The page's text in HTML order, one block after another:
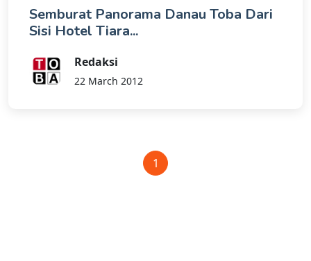
Semburat Panorama Danau Toba Dari
Sisi Hotel Tiara...
Redaksi
22 March 2012
1